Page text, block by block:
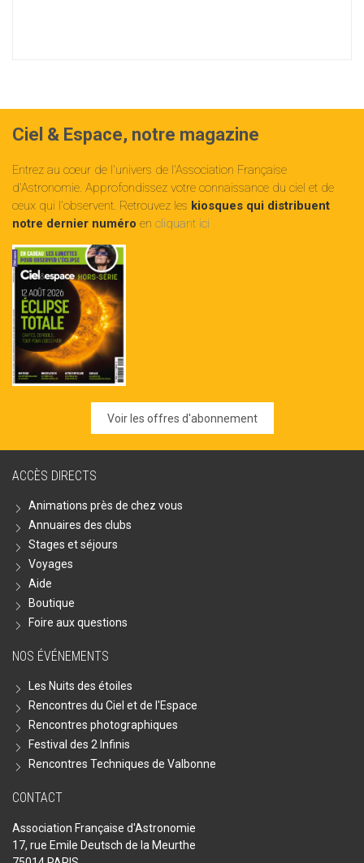
Ciel & Espace, notre magazine
Entrez au cœur de l'univers de l'Association Française
d'Astronomie. Approfondissez votre connaissance du ciel et de
ceux qui l'observent. Retrouvez les kiosques qui distribuent
notre dernier numéro en cliquant ici
Voir les offres d'abonnement
ACCÈS DIRECTS
Animations près de chez vous
Annuaires des clubs
Stages et séjours
Voyages
Aide
Boutique
Foire aux questions
NOS ÉVÉNEMENTS
Les Nuits des étoiles
Rencontres du Ciel et de l'Espace
Rencontres photographiques
Festival des 2 Infinis
Rencontres Techniques de Valbonne
CONTACT
Association Française d'Astronomie
17, rue Emile Deutsch de la Meurthe